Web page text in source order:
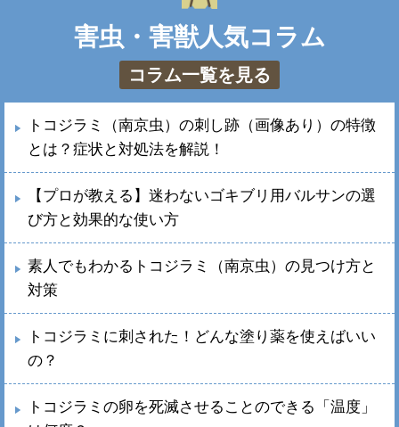
害虫・害獣人気コラム
コラム一覧を見る
トコジラミ（南京虫）の刺し跡（画像あり）の特徴
とは？症状と対処法を解説！
【プロが教える】迷わないゴキブリ用バルサンの選
び方と効果的な使い方
素人でもわかるトコジラミ（南京虫）の見つけ方と
対策
トコジラミに刺された！どんな塗り薬を使えばいい
の？
トコジラミの卵を死滅させることのできる「温度」